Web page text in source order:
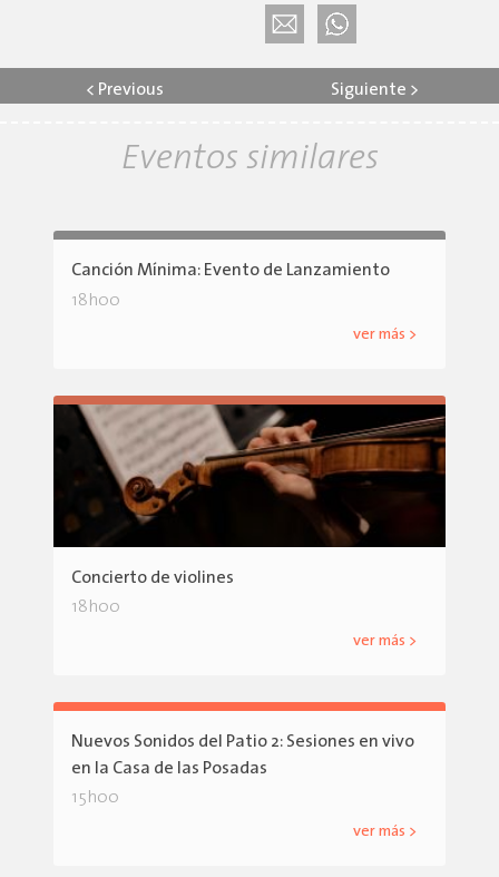
< Previous Siguiente >
Eventos similares
Canción Mínima: Evento de Lanzamiento
18h00
ver más >
Concierto de violines
18h00
ver más >
Nuevos Sonidos del Patio 2: Sesiones en vivo
en la Casa de las Posadas
15h00
ver más >